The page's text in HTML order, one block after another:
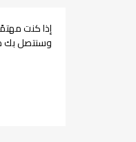
إذا كنت
وسنتصل بك